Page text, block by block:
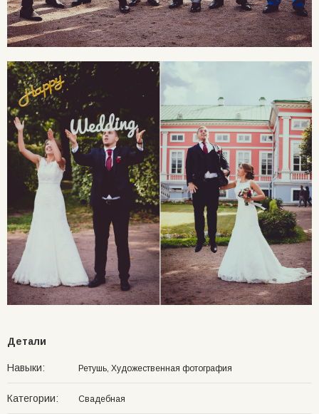
Детали
Навыки: Ретушь, Художественная фотография
Категории: Свадебная